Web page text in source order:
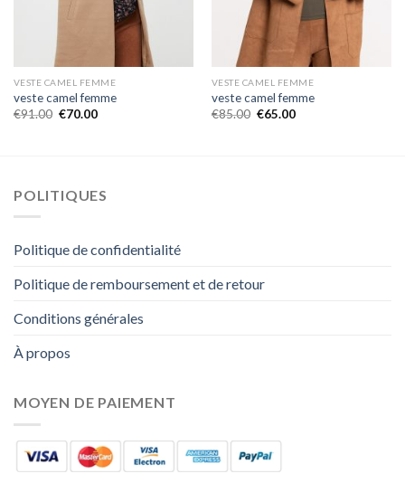
VESTE CAMEL FEMME
veste camel femme
€91.00 €70.00
VESTE CAMEL FEMME
veste camel femme
€85.00 €65.00
POLITIQUES
Politique de confidentialité
Politique de remboursement et de retour
Conditions générales
À propos
MOYEN DE PAIEMENT